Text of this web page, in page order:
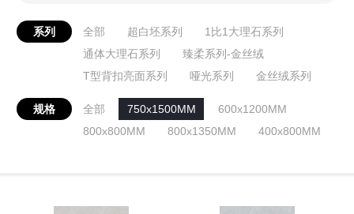
系列 全部 超白坯系列
1比1大理石系列
通体大理石系列
臻柔系列-金丝绒
T型背扣亮面系列
哑光系列 金丝绒系列
规格 全部 750x1500MM
600x1200MM
800x800MM
800x1350MM 400x800MM